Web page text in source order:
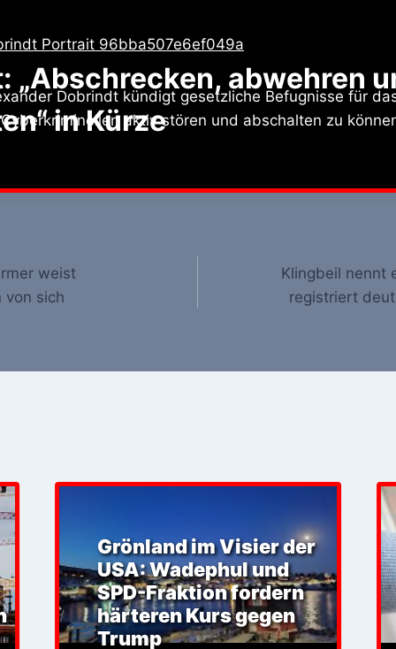
„Abschrecken, abwehren
in Kürze
Dobrindt kündigt gesetzliche Befugnisse für
aktiv stören und abschalten zu
weist
von sich
Klingbeil nennt
registriert
Grönland im Visier der
USA: Wadephul und
SPD-Fraktion fordern
härteren Kurs gegen
Trump